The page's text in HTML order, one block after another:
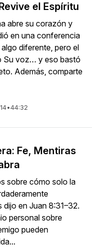
el Espíritu
abre su corazón y
en una conferencia
diferente, pero el
Su voz… y eso bastó
Además, comparte
•44:32
Fe, Mentiras
sobre cómo solo la
en Juan 8:31–32.
personal sobre
pueden